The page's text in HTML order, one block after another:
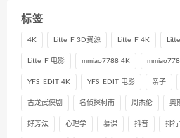
标签
4K Litte_F 3D资源 Litte_F 4K
Litte_F 电影 mmiao7788 4K
YFS_EDIT 4K YFS_EDIT 电影 亲子
古龙武侠剧 名侦探柯南 周杰伦 奥
好芳法 心理学 慕课 抖音 排